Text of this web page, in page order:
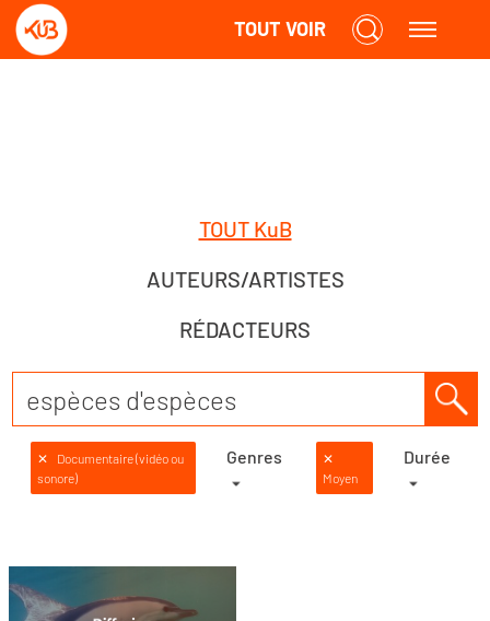
TOUT VOIR
TOUT KuB
AUTEURS/ARTISTES
RÉDACTEURS
✕
Documentaire (vidéo ou
sonore)
Genres
✕
Moyen
Durée